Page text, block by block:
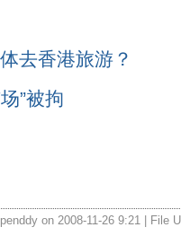
去香港旅游？
”被拘
on 2008-11-26 9:21 | File